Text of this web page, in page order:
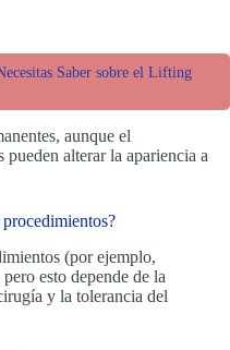
Saber sobre el Lifting
aunque el
alterar la apariencia a
(por ejemplo,
esto depende de la
y la tolerancia del